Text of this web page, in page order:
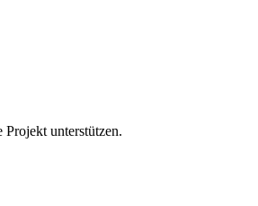
unterstützen.